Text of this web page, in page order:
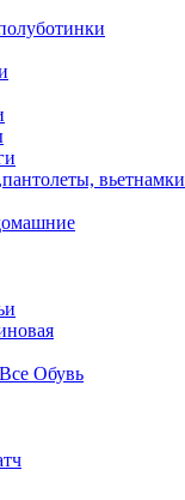
вьетнамки
Обувь